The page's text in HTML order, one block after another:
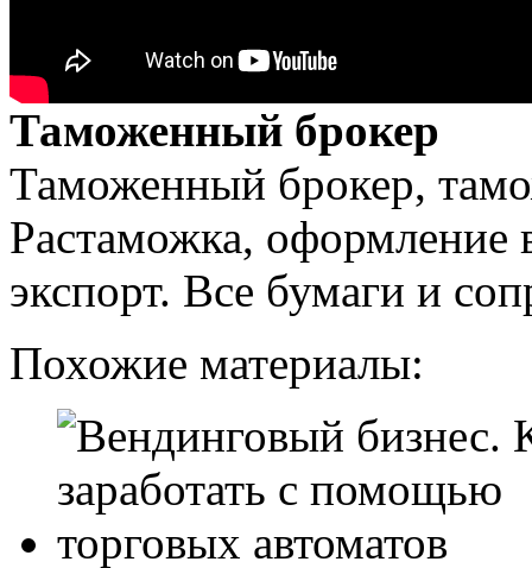
Таможенный брокер
Таможенный брокер,
Растаможка,
экспорт. Все бумаги и
Похожие материалы: